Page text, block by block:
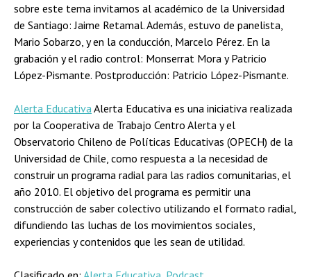
sobre este tema invitamos al académico de la Universidad
de Santiago: Jaime Retamal. Además, estuvo de panelista,
Mario Sobarzo, y en la conducción, Marcelo Pérez. En la
grabación y el radio control: Monserrat Mora y Patricio
López-Pismante. Postproducción: Patricio López-Pismante.
Alerta EducativaAlerta Educativa es una iniciativa realizada
por la Cooperativa de Trabajo Centro Alerta y el
Observatorio Chileno de Políticas Educativas (OPECH) de la
Universidad de Chile, como respuesta a la necesidad de
construir un programa radial para las radios comunitarias, el
año 2010. El objetivo del programa es permitir una
construcción de saber colectivo utilizando el formato radial,
difundiendo las luchas de los movimientos sociales,
experiencias y contenidos que les sean de utilidad.